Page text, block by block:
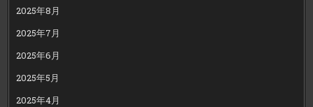
2025年8月
2025年7月
2025年6月
2025年5月
2025年4月